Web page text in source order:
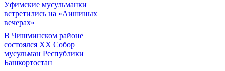
Уфимские мусульманки
встретились на «Аишиных
вечерах»
В Чишминском районе
состоялся XX Собор
мусульман Республики
Башкортостан